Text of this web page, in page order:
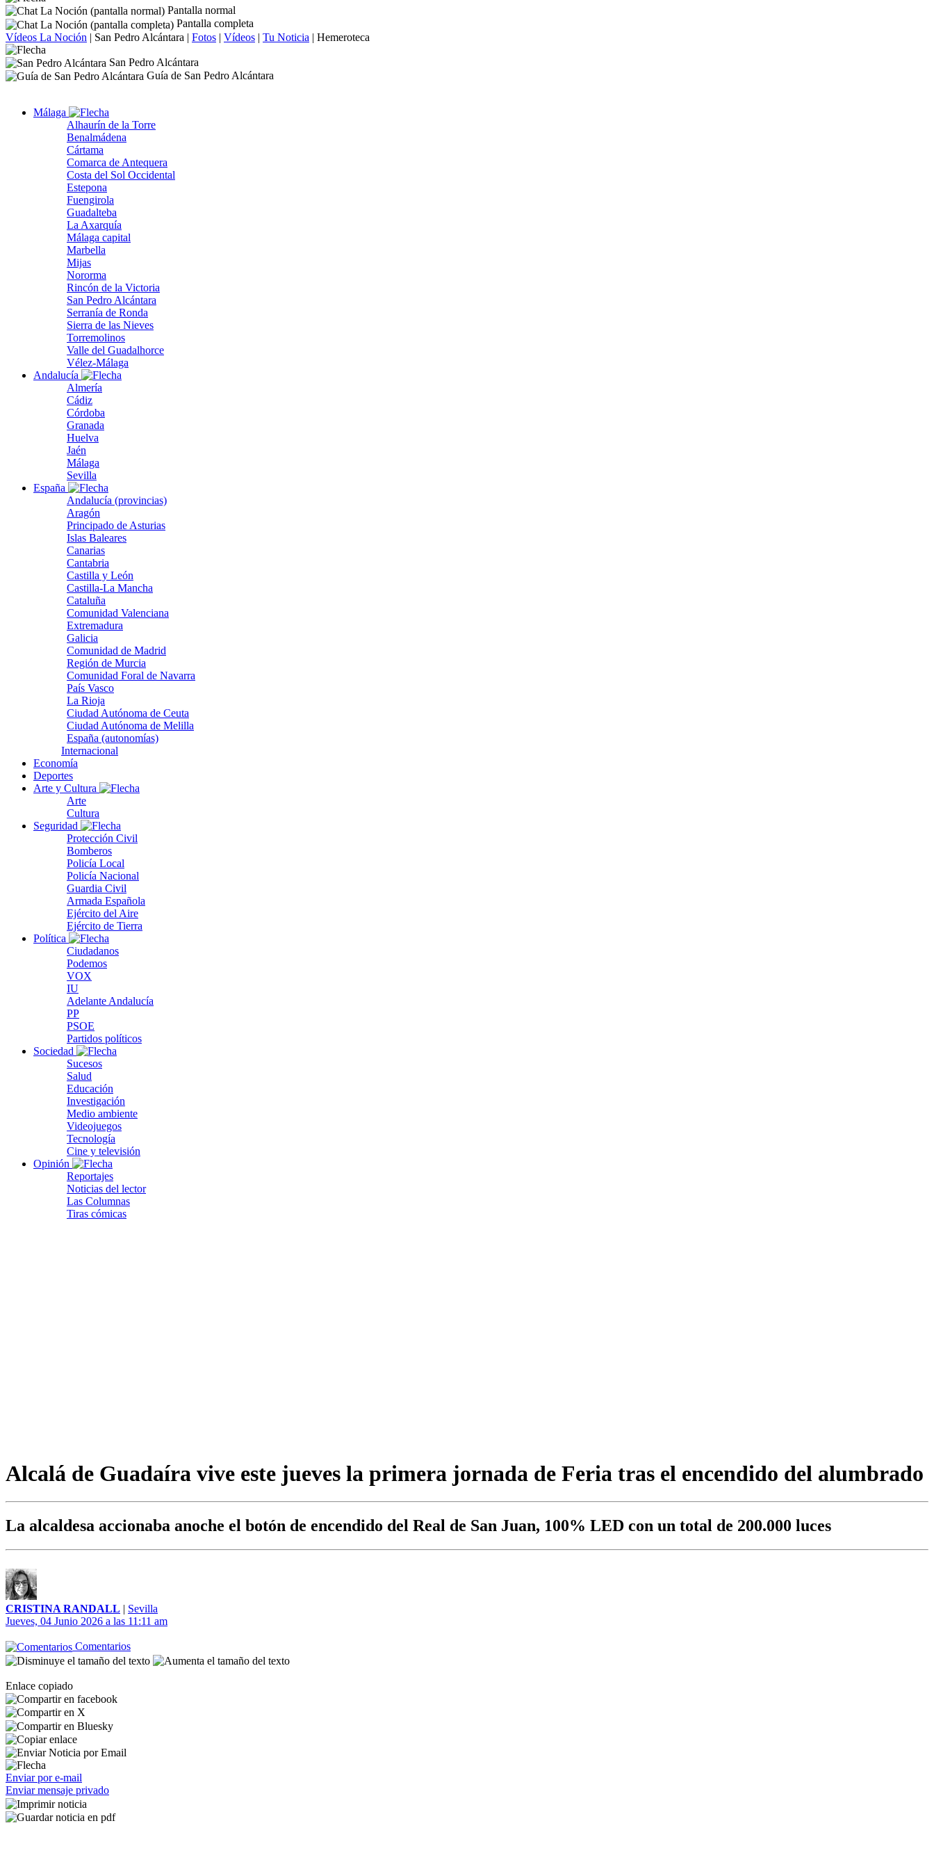
Pantalla normal
Pantalla completa
Vídeos La Noción | San Pedro Alcántara | Fotos | Vídeos | Tu Noticia | Hemeroteca
San Pedro Alcántara
Guía de San Pedro Alcántara
Málaga
Alhaurín de la Torre
Benalmádena
Cártama
Comarca de Antequera
Costa del Sol Occidental
Estepona
Fuengirola
Guadalteba
La Axarquía
Málaga capital
Marbella
Mijas
Nororma
Rincón de la Victoria
San Pedro Alcántara
Serranía de Ronda
Sierra de las Nieves
Torremolinos
Valle del Guadalhorce
Vélez-Málaga
Andalucía
Almería
Cádiz
Córdoba
Granada
Huelva
Jaén
Málaga
Sevilla
España
Andalucía (provincias)
Aragón
Principado de Asturias
Islas Baleares
Canarias
Cantabria
Castilla y León
Castilla-La Mancha
Cataluña
Comunidad Valenciana
Extremadura
Galicia
Comunidad de Madrid
Región de Murcia
Comunidad Foral de Navarra
País Vasco
La Rioja
Ciudad Autónoma de Ceuta
Ciudad Autónoma de Melilla
España (autonomías)
Internacional
Economía
Deportes
Arte y Cultura
Arte
Cultura
Seguridad
Protección Civil
Bomberos
Policía Local
Policía Nacional
Guardia Civil
Armada Española
Ejército del Aire
Ejército de Tierra
Política
Ciudadanos
Podemos
VOX
IU
Adelante Andalucía
PP
PSOE
Partidos políticos
Sociedad
Sucesos
Salud
Educación
Investigación
Medio ambiente
Videojuegos
Tecnología
Cine y televisión
Opinión
Reportajes
Noticias del lector
Las Columnas
Tiras cómicas
​Alcalá de Guadaíra vive este jueves la primera jornada de Feria tras el encendido del alumbrado
La alcaldesa accionaba anoche el botón de encendido del Real de San Juan, 100% LED con un total de 200.000 luces
CRISTINA RANDALL | Sevilla
Jueves, 04 Junio 2026 a las 11:11 am
Comentarios
Enlace copiado
Enviar por e-mail
Enviar mensaje privado